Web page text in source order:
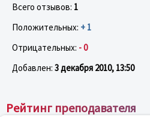
Всего отзывов: 1
Положительных: + 1
Отрицательных: - 0
Добавлен: 3 декабря 2010, 13:50
Рейтинг преподавателя